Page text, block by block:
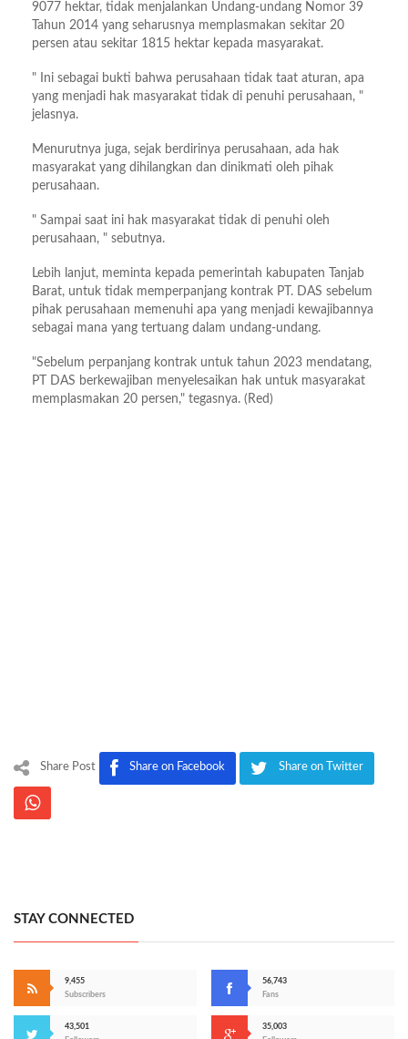
9077 hektar, tidak menjalankan Undang-undang Nomor 39
Tahun 2014 yang seharusnya memplasmakan sekitar 20
persen atau sekitar 1815 hektar kepada masyarakat.
" Ini sebagai bukti bahwa perusahaan tidak taat aturan, apa
yang menjadi hak masyarakat tidak di penuhi perusahaan, "
jelasnya.
Menurutnya juga, sejak berdirinya perusahaan, ada hak
masyarakat yang dihilangkan dan dinikmati oleh pihak
perusahaan.
" Sampai saat ini hak masyarakat tidak di penuhi oleh
perusahaan, " sebutnya.
Lebih lanjut, meminta kepada pemerintah kabupaten Tanjab
Barat, untuk tidak memperpanjang kontrak PT. DAS sebelum
pihak perusahaan memenuhi apa yang menjadi kewajibannya
sebagai mana yang tertuang dalam undang-undang.
"Sebelum perpanjang kontrak untuk tahun 2023 mendatang,
PT DAS berkewajiban menyelesaikan hak untuk masyarakat
memplasmakan 20 persen," tegasnya. (Red)
Share Post Share on Facebook Share on Twitter
STAY CONNECTED
9,455
Subscribers
56,743
Fans
43,501
35,003